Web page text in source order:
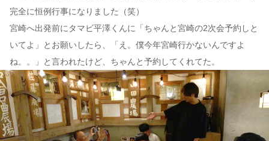
完全に恒例行事になりました（笑）
宮崎へ出発前にタマビ平澤くんに「ちゃんと宮崎の2次会予約しと
いてよ」とお願いしたら、「え。僕今年宮崎行かないんですよ
ね。。」と言われたけど、ちゃんと予約してくれてた。